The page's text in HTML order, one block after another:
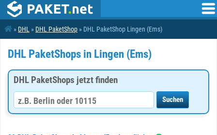
» DHL » DHL PaketShop » DHL PaketShop Lingen (Ems)
DHL PaketShops in Lingen (Ems)
DHL PaketShops jetzt finden